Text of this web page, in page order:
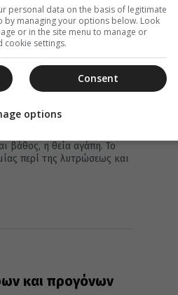
ανέκτησε την
αυτό που απέμενε ακόμα
βάθος, η θεία αγάπη. Το
περί της λυτρώσεως και
και προγόνων
personal data on the basis of legitimate
by managing your options below. Look
or in the site menu to manage or
cookie settings.
Consent
options